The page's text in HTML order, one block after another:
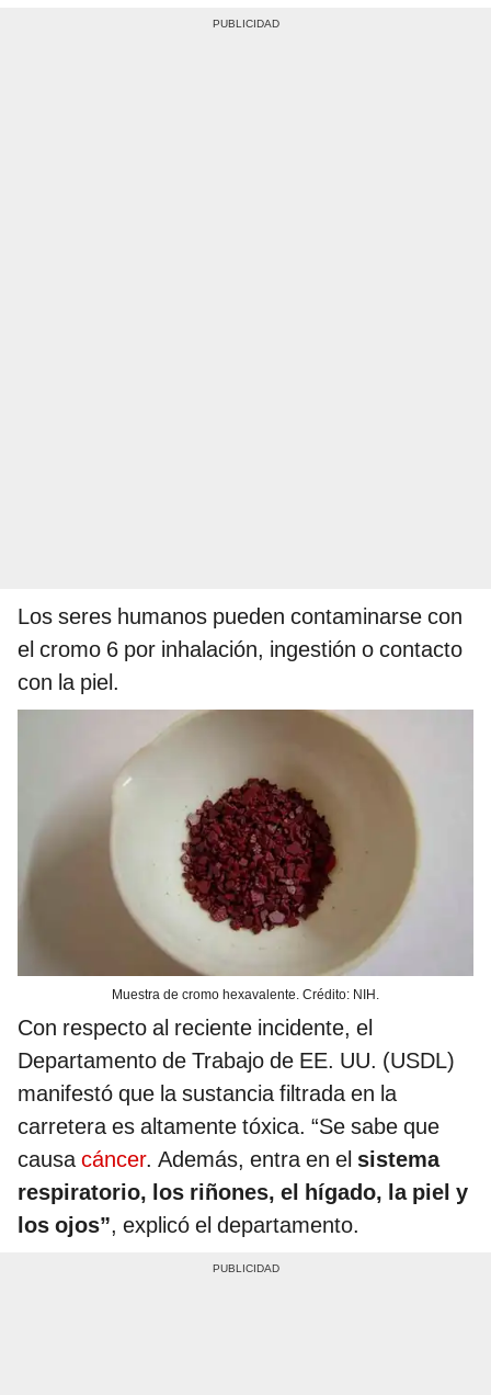
Los seres humanos pueden contaminarse con
el cromo 6 por inhalación, ingestión o contacto
con la piel.
Muestra de cromo hexavalente. Crédito: NIH.
Con respecto al reciente incidente, el
Departamento de Trabajo de EE. UU. (USDL)
manifestó que la sustancia filtrada en la
carretera es altamente tóxica. “Se sabe que
causacáncer. Además, entra en el sistema
respiratorio, los riñones, el hígado, la piel y
los ojos”, explicó el departamento.